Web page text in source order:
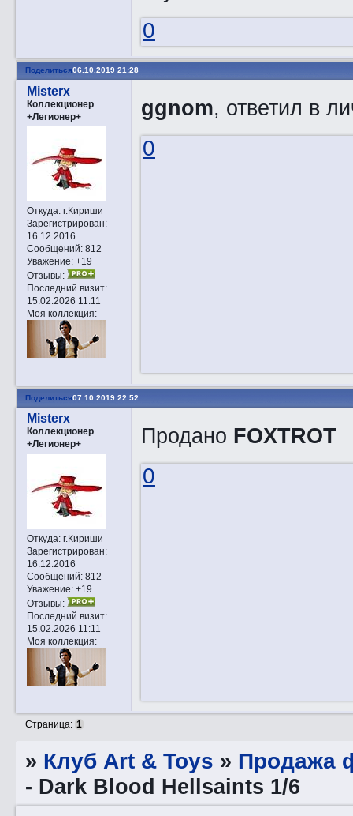
0
Поделиться06.10.2019 21:28
Misterx
Коллекционер
+Легионер+
Откуда:г.Кириши
Зарегистрирован:
16.12.2016
Сообщений:812
Уважение: +19
Отзывы:
Последний визит:
15.02.2026 11:11
Моя коллекция:
ggnom, ответил в
0
Поделиться07.10.2019 22:52
Misterx
Коллекционер
+Легионер+
Откуда:г.Кириши
Зарегистрирован:
16.12.2016
Сообщений:812
Уважение: +19
Отзывы:
Последний визит:
15.02.2026 11:11
Моя коллекция:
Продано FOXTROT
0
Страница: 1
» Клуб Art & Toys » Продажа
- Dark Blood Hellsaints 1/6